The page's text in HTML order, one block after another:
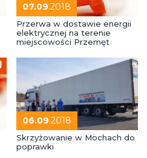
07.09.2018
Przerwa w dostawie energii
elektrycznej na terenie
miejscowości Przemęt
06.09.2018
Skrzyżowanie w Mochach do
poprawki